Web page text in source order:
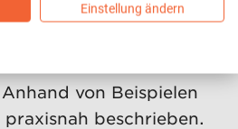
soll. Definiert werden
Abweichungen, etwa,
von Beispielen
beschrieben.
Einstellung ändern